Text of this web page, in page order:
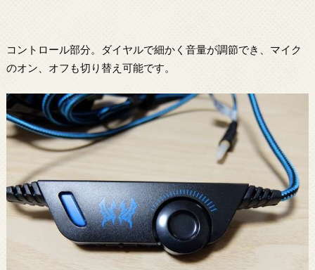
コントロール部分。ダイヤルで細かく音量が調節でき、マイク
のオン、オフも切り替え可能です。